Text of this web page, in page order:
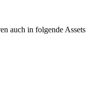
auch in folgende Assets